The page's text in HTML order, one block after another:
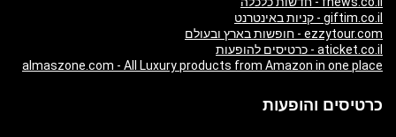
giftim.co.il - קניות באינטרנט
ezzytour.com - חופשות בארץ ובעולם
aticket.co.il - כרטיסים להופעות
almaszone.com - All Luxury products from Amazon in one place
כרטיסים והופעות